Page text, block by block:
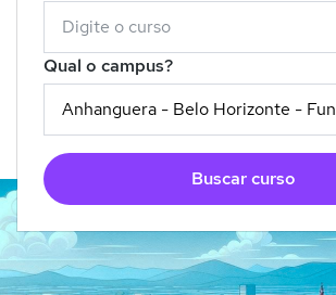
Qual o campus?
Buscar curso